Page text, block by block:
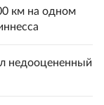
км на одном
недооцененный